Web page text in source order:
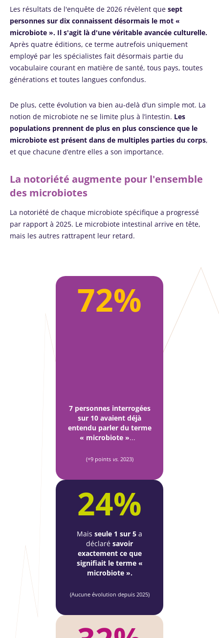
Les résultats de l'enquête de 2026 révèlent que sept
personnes sur dix connaissent désormais le mot «
microbiote ». Il s'agit là d'une véritable avancée culturelle.
Après quatre éditions, ce terme autrefois uniquement
employé par les spécialistes fait désormais partie du
vocabulaire courant en matière de santé, tous pays, toutes
générations et toutes langues confondus.
De plus, cette évolution va bien au-delà d’un simple mot. La
notion de microbiote ne se limite plus à l’intestin. Les
populations prennent de plus en plus conscience que le
microbiote est présent dans de multiples parties du corps,
et que chacune d’entre elles a son importance.
La notoriété augmente pour l'ensemble
des microbiotes
La notoriété de chaque microbiote spécifique a progressé
par rapport à 2025. Le microbiote intestinal arrive en tête,
mais les autres rattrapent leur retard.
72%
7 personnes interrogées
sur 10 avaient déjà
entendu parler du terme
« microbiote »...
(+9 points vs. 2023)
24%
Mais seule 1 sur 5 a
déclaré savoir
exactement ce que
signifiait le terme «
microbiote ».
(Aucune évolution depuis 2025)